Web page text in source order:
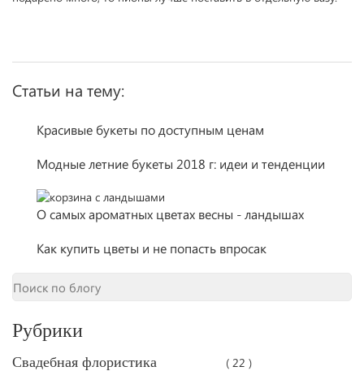
Статьи на тему:
Красивые букеты по доступным ценам
Модные летние букеты 2018 г: идеи и тенденции
О самых ароматных цветах весны - ландышах
Как купить цветы и не попасть впросак
Рубрики
Свадебная флористика ( 22 )